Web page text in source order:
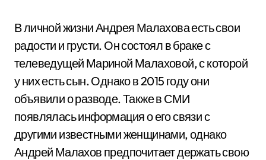
В личной жизни Андрея Малахова есть свои
радости и грусти. Он состоял в браке с
телеведущей Мариной Малаховой, с которой
у них есть сын. Однако в 2015 году они
объявили о разводе. Также в СМИ
появлялась информация о его связи с
другими известными женщинами, однако
Андрей Малахов предпочитает держать свою